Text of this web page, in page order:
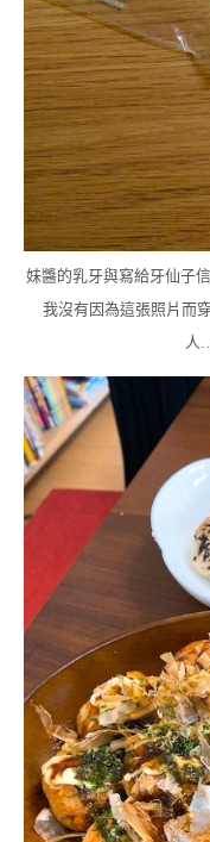
妹醬的乳牙與寫給牙仙子
我沒有因為這張照片而
人